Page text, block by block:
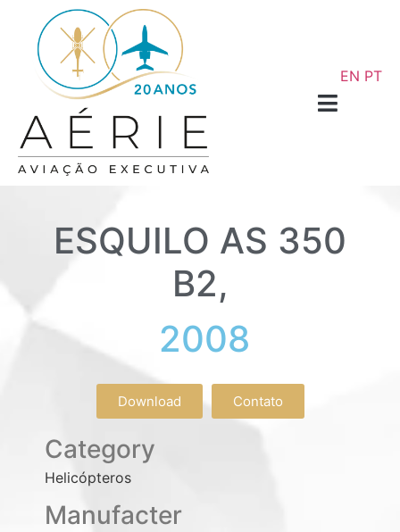
EN PT
ESQUILO AS 350
B2,
2008
Download Contato
Category
Helicópteros
Manufacter